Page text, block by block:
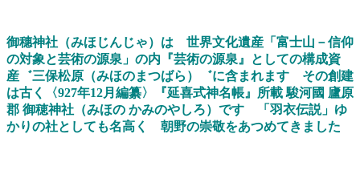
御穗神社 （みほじんじゃ） は 世界文化遺産「富士山－信仰
の対象と芸術の源泉」の内『芸術の源泉』としての構成資
産゛三保松原 （みほのまつばら）゛に含まれます その創建
は古く
〈927年12月編纂〉 『延喜式神名帳 』所載駿河國 廬原
郡 御穂神社（みほの かみのやしろ） です
「羽衣伝説」ゆ
かりの社としても名高く
朝野の崇敬をあつめてきました